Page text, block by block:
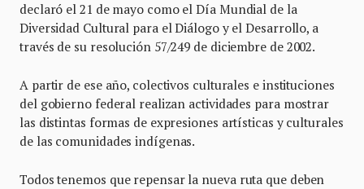
declaró el 21 de mayo como el Día Mundial de la
Diversidad Cultural para el Diálogo y el Desarrollo, a
través de su resolución 57/249 de diciembre de 2002.
A partir de ese año, colectivos culturales e instituciones
del gobierno federal realizan actividades para mostrar
las distintas formas de expresiones artísticas y culturales
de las comunidades indígenas.
Todos tenemos que repensar la nueva ruta que deben